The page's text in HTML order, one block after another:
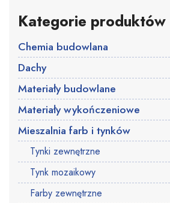
Kategorie produktów
Chemia budowlana
Dachy
Materiały budowlane
Materiały wykończeniowe
Mieszalnia farb i tynków
Tynki zewnętrzne
Tynk mozaikowy
Farby zewnętrzne